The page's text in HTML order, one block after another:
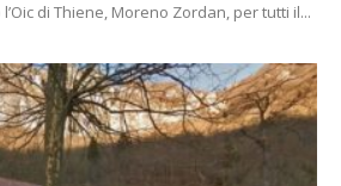
di Thiene, Moreno Zordan, per tutti il...